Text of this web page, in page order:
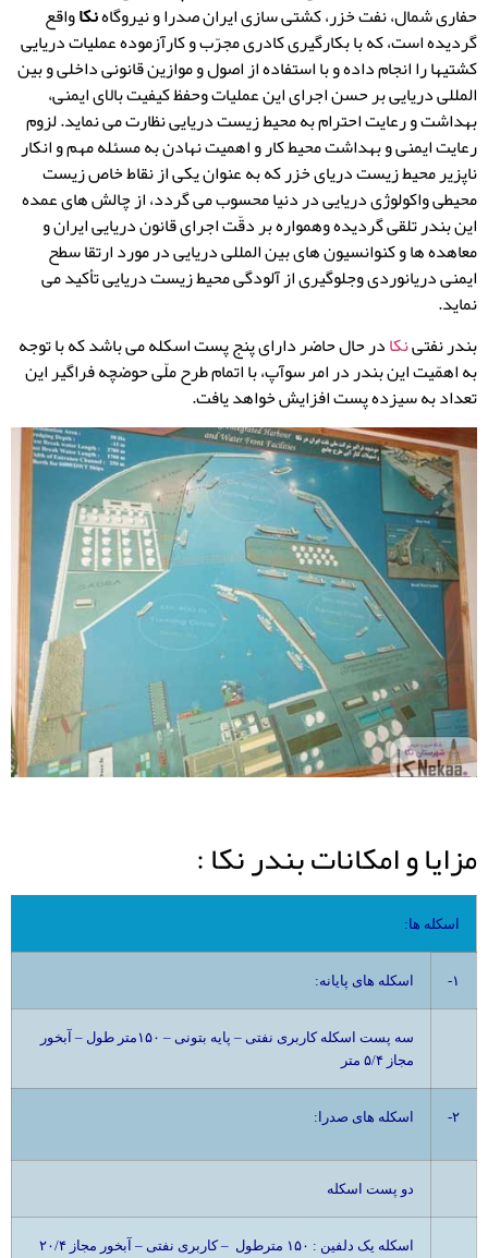
حفاری شمال، نفت خزر، کشتی سازی ایران صدرا و نیروگاهنکاواقع
گردیده است، که با بکارگیری کادری مجرّب و کارآزموده عملیات دریایی
کشتیها را انجام داده و با استفاده از اصول و موازین قانونی داخلی و بین
المللی دریایی بر حسن اجرای این عملیات وحفظ کیفیت بالای ایمنی،
بهداشت و رعایت احترام به محیط زیست دریایی نظارت می نماید. لزوم
رعایت ایمنی و بهداشت محیط کار و اهمیت نهادن به مسئله مهم و انکار
ناپزیر محیط زیست دریای خزر که به عنوان یکی از نقاط خاص زیست
محیطی واکولوژی دریایی در دنیا محسوب می گردد، از چالش های عمده
این بندر تلقی گردیده وهمواره بر دقّت اجرای قانون دریایی ایران و
معاهده ها و کنوانسیون های بین المللی دریایی در مورد ارتقا سطح
ایمنی دریانوردی وجلوگیری از آلودگی محیط زیست دریایی تأکید می
نماید.
بندر نفتینکادر حال حاضر دارای پنج پست اسکله می باشد که با توجه
به اهمّیت این بندر در امر سوآپ، با اتمام طرح ملّی حوضچه فراگیر این
تعداد به سیزده پست افزایش خواهد یافت.
مزایا و امکانات بندر نکا :
:اسکله ها
:اسکله های پایانه ۱-
سه پست اسکله کاربری نفتی – پایه بتونی – ۱۵۰متر طول – آبخور
مجاز ۵/۴ متر
:اسکله های صدرا ۲-
دو پست اسکله
اسکله یک دلفین : ۱۵۰ مترطول – کاربری نفتی – آبخور مجاز ۲۰/۴